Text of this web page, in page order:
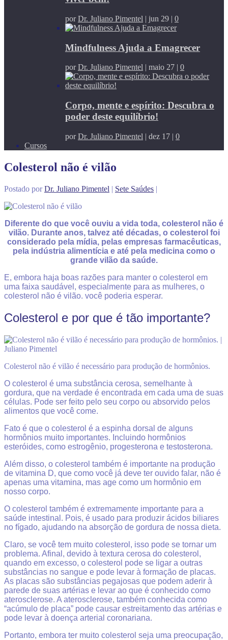
porDr. Juliano Pimentel | jun 29 | 0
Mindfulness Ajuda a Emagrecer
porDr. Juliano Pimentel maio 27 0
Corpo, mente e espírito: Descubra o
poder deste equilíbrio!
porDr. Juliano Pimentel | dez 17 | 0
Cursos
Colesterol não é vilão
Postado porDr. Juliano Pimentel | Sete Saúdes |
Diferente do que você ouviu a vida toda, colesterol não é
vilão. Durante anos, talvez até décadas, o colesterol foi
considerado pela mídia, pelas empresas farmacêuticas,
pela indústria alimentícia e até pela medicina como o
grande vilão da saúde.
E, embora haja boas razões para manter o colesterol em
uma faixa saudável, especialmente para as mulheres, o
colesterol não é vilão. você poderia esperar.
Colesterol e por que é tão importante?
Colesterol não é vilão é necessário para produção de hormônios.
O colesterol é uma substância cerosa, semelhante à
gordura, que na verdade é encontrada em cada uma de suas
células. Pode ser feito pelo seu corpo ou absorvido pelos
alimentos que você come.
Fato é que o colesterol é a espinha dorsal de alguns
hormônios muito importantes. Incluindo hormônios
esteróides, como estrogênio, progesterona e testosterona.
Além disso, o colesterol também é importante na produção
de vitamina D, que como você já deve ter ouvido falar, não é
apenas uma vitamina, mas age como um hormônio em
nosso corpo.
O colesterol também é extremamente importante para a
saúde intestinal. Pois, é usado para produzir ácidos biliares
no fígado, ajudando na absorção de gordura de nossa dieta.
Claro, se você tem muito colesterol, isso pode se tornar um
problema. Afinal, devido à textura cerosa do colesterol,
quando em excesso, o colesterol pode se ligar a outras
substâncias no sangue e pode levar à formação de placas.
As placas são substâncias pegajosas que podem aderir à
parede de suas artérias e levar ao que é conhecido como
aterosclerose. A aterosclerose, também conhecida como
“acúmulo de placa” pode causar estreitamento das artérias e
pode levar à doença arterial coronariana.
Portanto, embora ter muito colesterol seja uma preocupação,